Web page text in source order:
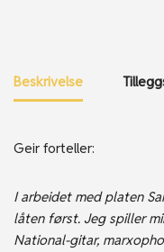
Beskrivelse
Geir forteller:
I arbeidet med platen
låten først. Jeg spiller
National-gitar,